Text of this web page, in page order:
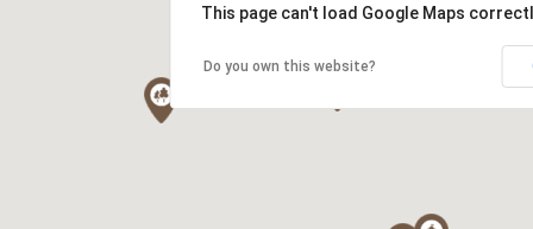
This page can't load Google Maps
Do you own this website?